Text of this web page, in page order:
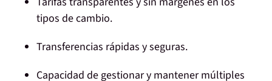
tipos de cambio.
Transferencias rápidas y seguras.
Capacidad de gestionar y mantener múltiples